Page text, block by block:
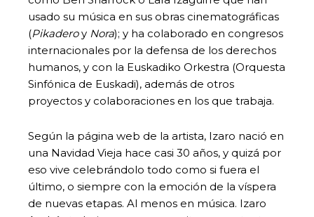
usado su música en sus obras cinematográficas
(Pikaderoy Nora); y ha colaborado en congresos
internacionales por la defensa de los derechos
humanos, y con la Euskadiko Orkestra (Orquesta
Sinfónica de Euskadi), además de otros
proyectos y colaboraciones en los que trabaja.
Según la página web de la artista, Izaro nació en
una Navidad Vieja hace casi 30 años, y quizá por
eso vive celebrándolo todo como si fuera el
último, o siempre con la emoción de la víspera
de nuevas etapas. Al menos en música. Izaro